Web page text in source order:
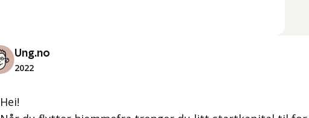
Ung.no
2022
Hei!